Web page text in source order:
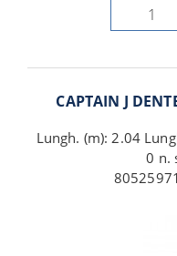
CAPTAIN J
Lungh. (m): 2.04
0 n.